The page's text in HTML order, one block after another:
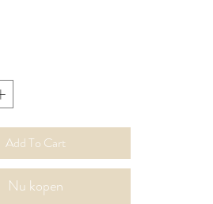
Add To Cart
Nu kopen